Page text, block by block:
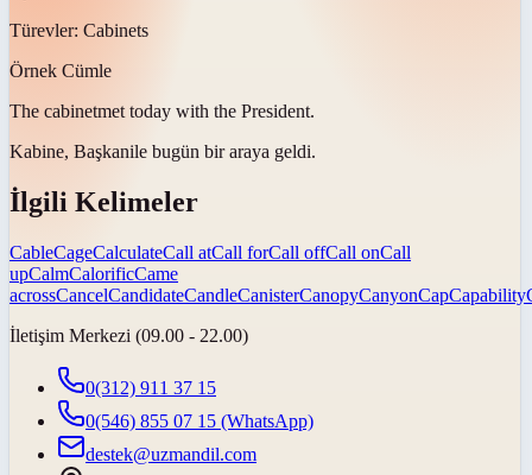
Türevler: Cabinets
Örnek Cümle
The cabinetmet today with the President.
Kabine, Başkanile bugün bir araya geldi.
İlgili Kelimeler
CableCageCalculateCall atCall forCall offCall onCall
upCalmCalorificCame
acrossCancelCandidateCandleCanisterCanopyCanyonCapCapability
İletişim Merkezi (09.00 - 22.00)
0(312) 911 37 15
0(546) 855 07 15 (WhatsApp)
destek@uzmandil.com